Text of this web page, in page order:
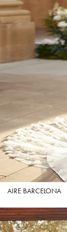
AIRE BARCELONA